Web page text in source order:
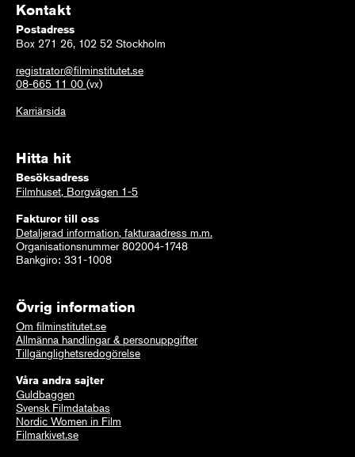
Kontakt
Postadress
Box 271 26, 102 52 Stockholm
registrator@filminstitutet.se
08-665 11 00 (vx)
Karriärsida
Hitta hit
Besöksadress
Filmhuset, Borgvägen 1-5
Fakturor till oss
Detaljerad information, fakturaadress m.m.
Organisationsnummer 802004-1748
Bankgiro: 331-1008
Övrig information
Om filminstitutet.se
Allmänna handlingar & personuppgifter
Tillgänglighetsredogörelse
Våra andra sajter
Guldbaggen
Svensk Filmdatabas
Nordic Women in Film
Filmarkivet.se